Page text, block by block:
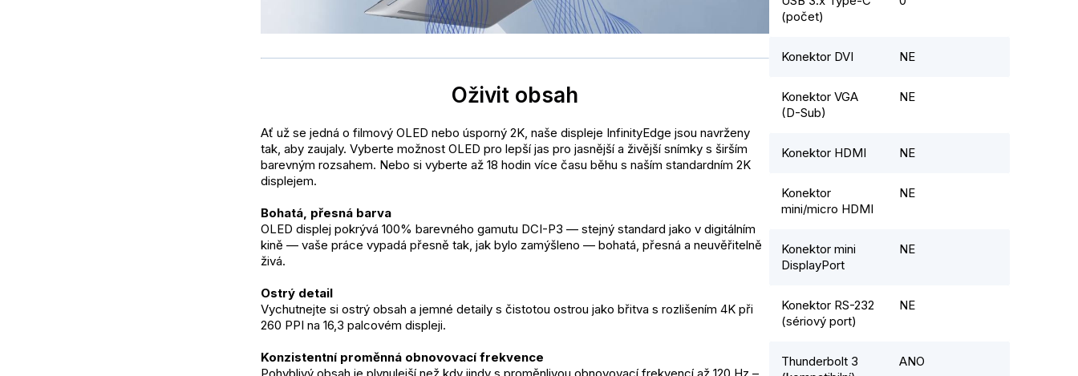
Oživit obsah
Ať už se jedná o filmový OLED nebo úsporný 2K, naše displeje InfinityEdge jsou navrženy
tak, aby zaujaly. Vyberte možnost OLED pro lepší jas pro jasnější a živější snímky s širším
barevným rozsahem. Nebo si vyberte až 18 hodin více času běhu s naším standardním 2K
displejem.
Bohatá, přesná barva
OLED displej pokrývá 100% barevného gamutu DCI-P3 — stejný standard jako v digitálním
kině — vaše práce vypadá přesně tak, jak bylo zamýšleno — bohatá, přesná a neuvěřitelně
živá.
Ostrý detail
Vychutnejte si ostrý obsah a jemné detaily s čistotou ostrou jako břitva s rozlišením 4K při
260 PPI na 16,3 palcovém displeji.
Konzistentní proměnná obnovovací frekvence
(počet)
Konektor DVI NE
Konektor VGA
(D-Sub)
NE
Konektor HDMI NE
Konektor
mini/micro HDMI
NE
Konektor mini
DisplayPort
NE
Konektor RS-232
(sériový port)
NE
Thunderbolt 3
ANO